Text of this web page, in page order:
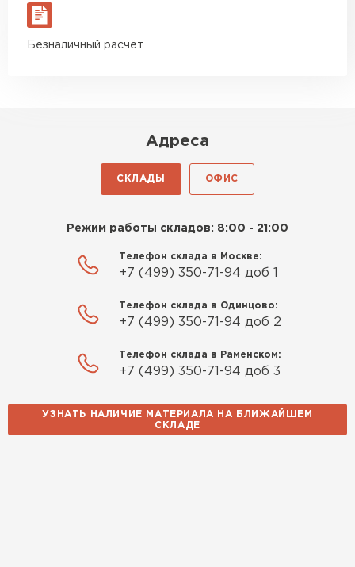
Безналичный расчёт
Адреса
СКЛАДЫ ОФИС
Режим работы складов: 8:00 - 21:00
Телефон склада в Москве:
+7 (499) 350-71-94 доб 1
Телефон склада в Одинцово:
+7 (499) 350-71-94 доб 2
Телефон склада в Раменском:
+7 (499) 350-71-94 доб 3
УЗНАТЬ НАЛИЧИЕ МАТЕРИАЛА НА БЛИЖАЙШЕМ
СКЛАДЕ